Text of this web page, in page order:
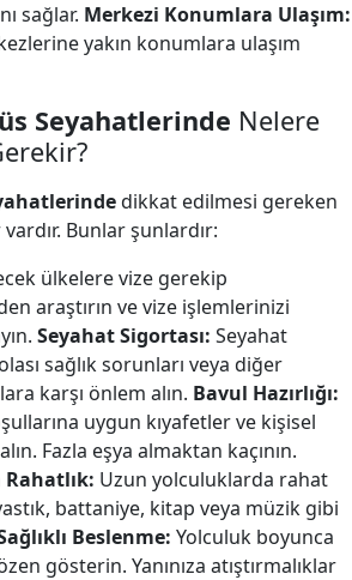
sağlar. Merkezi Konumlara Ulaşım:
yakın konumlara ulaşım
Seyahatlerinde Nelere
dikkat edilmesi gereken
Bunlar şunlardır:
ülkelere vize gerekip
araştırın ve vize işlemlerinizi
Seyahat Sigortası: Seyahat
sağlık sorunları veya diğer
karşı önlem alın. Bavul Hazırlığı:
uygun kıyafetler ve kişisel
alın. Fazla eşya almaktan kaçının.
Rahatlık: Uzun yolculuklarda rahat
battaniye, kitap veya müzik gibi
Beslenme: Yolculuk boyunca
gösterin. Yanınıza atıştırmalıklar